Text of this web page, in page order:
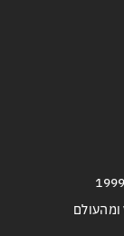
ומהעולם